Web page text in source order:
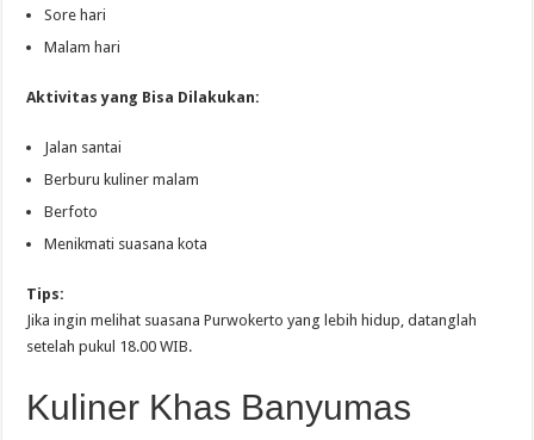
Sore hari
Malam hari
Aktivitas yang Bisa Dilakukan:
Jalan santai
Berburu kuliner malam
Berfoto
Menikmati suasana kota
Tips:
Jika ingin melihat suasana Purwokerto yang lebih hidup, datanglah
setelah pukul 18.00 WIB.
Kuliner Khas Banyumas